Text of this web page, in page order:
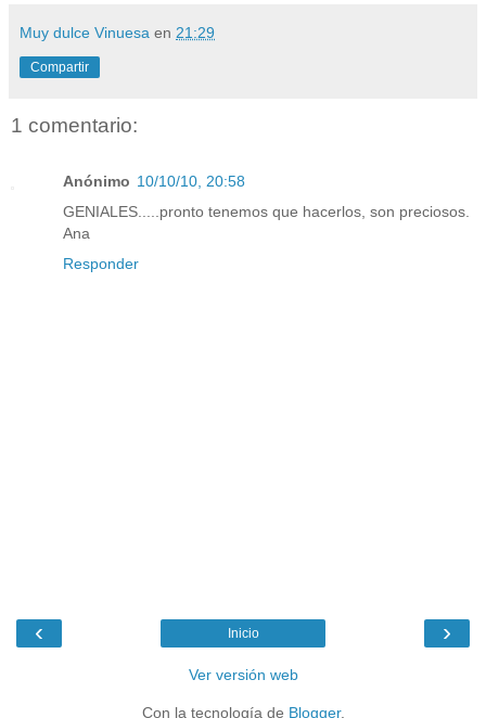
Muy dulce Vinuesa en 21:29
Compartir
1 comentario:
Anónimo 10/10/10, 20:58
GENIALES.....pronto tenemos que hacerlos, son preciosos.
Ana
Responder
‹ ›
Inicio
Ver versión web
Con la tecnología de Blogger.